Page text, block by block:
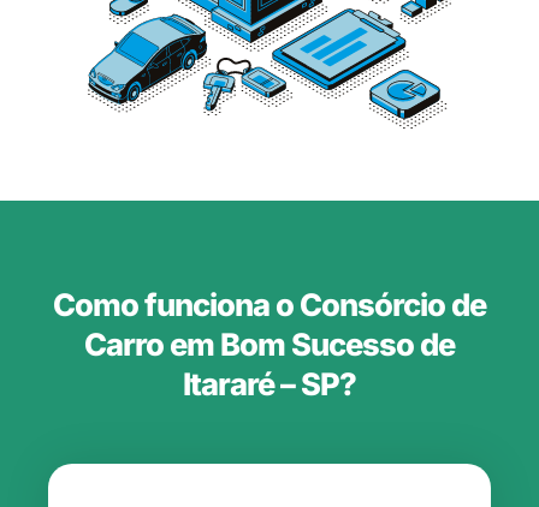
Como funciona o Consórcio de
Carro em Bom Sucesso de
Itararé – SP?